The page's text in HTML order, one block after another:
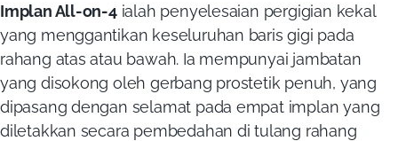
Implan All-on-4ialah penyelesaian pergigian kekal
yang menggantikan keseluruhan baris gigi pada
rahang atas atau bawah. Ia mempunyai jambatan
yang disokong oleh gerbang prostetik penuh, yang
dipasang dengan selamat pada empat implan yang
diletakkan secara pembedahan di tulang rahang